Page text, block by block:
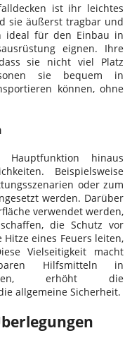
ist ihr leichtes
sie äußerst tragbar und
ideal für den Einbau in
eignen. Ihre
sie nicht viel Platz
sie bequem in
können, ohne
hinaus
Beispielsweise
oder zum
werden. Darüber
verwendet werden,
die Schutz vor
eines Feuers leiten,
Vielseitigkeit macht
Hilfsmitteln in
erhöht die
allgemeine Sicherheit.